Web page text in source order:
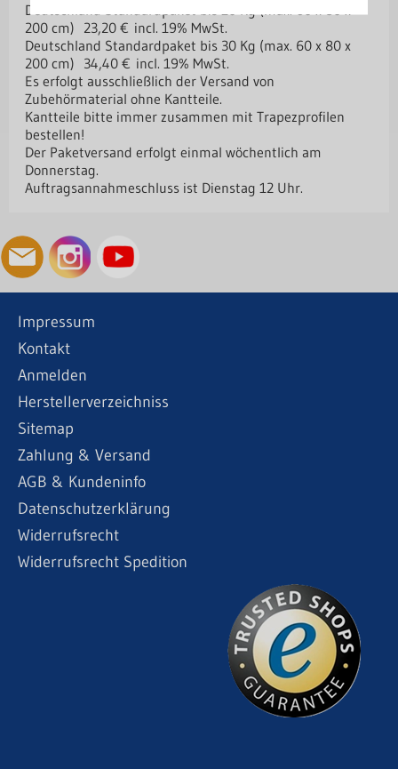
Deutschland Standardpaket bis 10 Kg (max. 60 x 80 x
200 cm) 23,20 € incl. 19% MwSt.
Deutschland Standardpaket bis 30 Kg (max. 60 x 80 x
200 cm) 34,40 € incl. 19% MwSt.
Es erfolgt ausschließlich der Versand von
Zubehörmaterial ohne Kantteile.
Kantteile bitte immer zusammen mit Trapezprofilen
bestellen!
Der Paketversand erfolgt einmal wöchentlich am
Donnerstag.
Auftragsannahmeschluss ist Dienstag 12 Uhr.
Impressum
Kontakt
Anmelden
Herstellerverzeichniss
Sitemap
Zahlung & Versand
AGB & Kundeninfo
Datenschutzerklärung
Widerrufsrecht
Widerrufsrecht Spedition